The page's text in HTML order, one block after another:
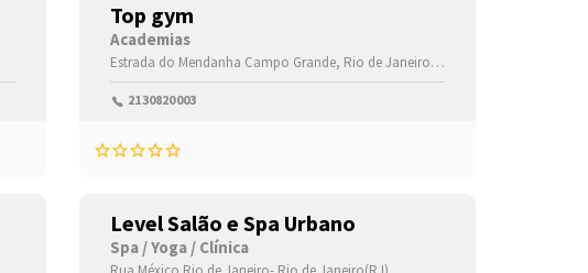
Top gym
Academias
Estrada do Mendanha Campo Grande, Rio de Janeiro- Rio de Janeiro(RJ)
2130820003
Level Salão e Spa Urbano
Spa / Yoga / Clínica